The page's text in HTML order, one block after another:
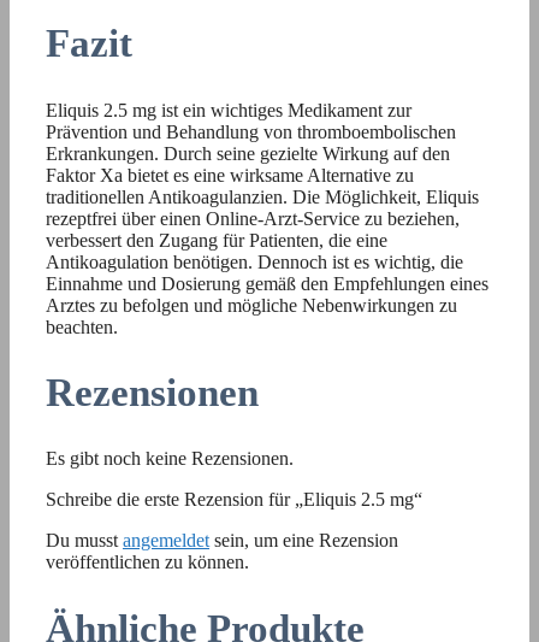
Fazit
Eliquis 2.5 mg ist ein wichtiges Medikament zur
Prävention und Behandlung von thromboembolischen
Erkrankungen. Durch seine gezielte Wirkung auf den
Faktor Xa bietet es eine wirksame Alternative zu
traditionellen Antikoagulanzien. Die Möglichkeit, Eliquis
rezeptfrei über einen Online-Arzt-Service zu beziehen,
verbessert den Zugang für Patienten, die eine
Antikoagulation benötigen. Dennoch ist es wichtig, die
Einnahme und Dosierung gemäß den Empfehlungen eines
Arztes zu befolgen und mögliche Nebenwirkungen zu
beachten.
Rezensionen
Es gibt noch keine Rezensionen.
Schreibe die erste Rezension für „Eliquis 2.5 mg“
Du musst angemeldet sein, um eine Rezension
veröffentlichen zu können.
Ähnliche Produkte